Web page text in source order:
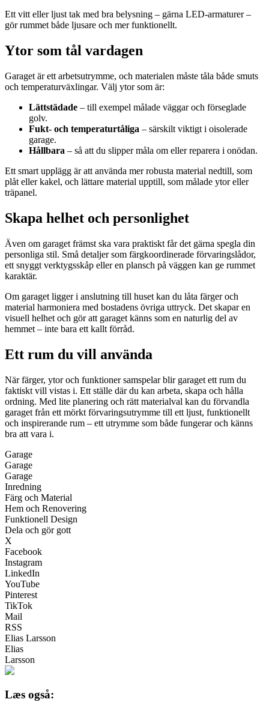
Ett vitt eller ljust tak med bra belysning – gärna LED-armaturer –
gör rummet både ljusare och mer funktionellt.
Ytor som tål vardagen
Garaget är ett arbetsutrymme, och materialen måste tåla både smuts
och temperaturväxlingar. Välj ytor som är:
Lättstädade – till exempel målade väggar och förseglade
golv.
Fukt- och temperaturtåliga – särskilt viktigt i oisolerade
garage.
Hållbara – så att du slipper måla om eller reparera i onödan.
Ett smart upplägg är att använda mer robusta material nedtill, som
plåt eller kakel, och lättare material upptill, som målade ytor eller
träpanel.
Skapa helhet och personlighet
Även om garaget främst ska vara praktiskt får det gärna spegla din
personliga stil. Små detaljer som färgkoordinerade förvaringslådor,
ett snyggt verktygsskåp eller en plansch på väggen kan ge rummet
karaktär.
Om garaget ligger i anslutning till huset kan du låta färger och
material harmoniera med bostadens övriga uttryck. Det skapar en
visuell helhet och gör att garaget känns som en naturlig del av
hemmet – inte bara ett kallt förråd.
Ett rum du vill använda
När färger, ytor och funktioner samspelar blir garaget ett rum du
faktiskt vill vistas i. Ett ställe där du kan arbeta, skapa och hålla
ordning. Med lite planering och rätt materialval kan du förvandla
garaget från ett mörkt förvaringsutrymme till ett ljust, funktionellt
och inspirerande rum – ett utrymme som både fungerar och känns
bra att vara i.
Garage
Garage
Garage
Inredning
Färg och Material
Hem och Renovering
Funktionell Design
Dela och gör gott
X
Facebook
Instagram
LinkedIn
YouTube
Pinterest
TikTok
Mail
RSS
Elias Larsson
Elias
Larsson
Læs også: